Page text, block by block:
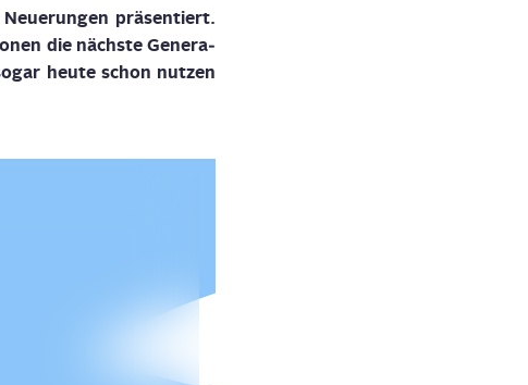
prä­sen­tiert.
die nächs­te Gene­ra­
heu­te schon nut­zen